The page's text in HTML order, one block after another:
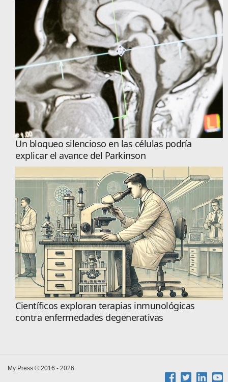
Un bloqueo silencioso en las células podría
explicar el avance del Parkinson
Científicos exploran terapias inmunológicas
contra enfermedades degenerativas
My Press © 2016 - 2026